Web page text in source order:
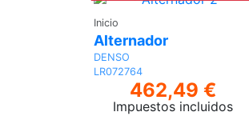
Inicio
Alternador
DENSO
LR072764
462,49 €
Impuestos incluidos